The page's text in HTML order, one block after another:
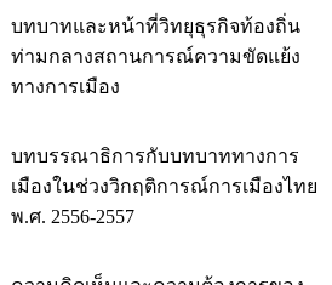
บทบาทและหน้าที่วิทยุธุรกิจท้องถิ่น
ท่ามกลางสถานการณ์ความขัดแย้ง
ทางการเมือง
บทบรรณาธิการกับบทบาททางการ
เมืองในช่วงวิกฤติการณ์การเมืองไทย
พ.ศ. 2556-2557